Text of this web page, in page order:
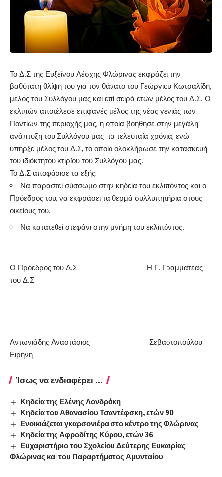
Το Δ.Σ της Ευξείνου Λέσχης Φλώρινας εκφράζει την
βαθύτατη θλίψη του για τον θάνατο του Γεώργιου Κωτσαλίδη,
μέλος του Συλλόγου μας και επί σειρά ετών μέλος του Δ.Σ. Ο
εκλιπών αποτέλεσε επιφανές μέλος της νέας γενιάς των
Ποντίων της περιοχής μας, η οποία βοήθησε στην μεγάλη
ανάπτυξη του Συλλόγου μας τα τελευταία χρόνια, ενώ
υπήρξε μέλος του Δ.Σ, το οποίο ολοκλήρωσε την κατασκευή
του ιδιόκτητου κτιρίου του Συλλόγου μας.
Το Δ.Σ αποφάσισε τα εξής:
Να παραστεί σύσσωμο στην κηδεία του εκλιπόντος και ο
Πρόεδρος του, να εκφράσει τα θερμά συλλυπητήρια στους
οικείους του.
Να κατατεθεί στεφάνι στην μνήμη του εκλιπόντος.
Ο Πρόεδρος του Δ.Σ Η Γ. Γραμματέας
του Δ.Σ
Αντωνιάδης Αναστάσιος Σεβαστοπούλου
Ειρήνη
Ίσως να ενδιαφέρει ...
Κηδεία της Ελένης Λονδράκη
Κηδεία του Αθανασίου Τσαντέφσκη, ετών 90
Ενοικιάζεται γκαρσονιέρα στο κέντρο της Φλώρινας
Κηδεία της Αφροδίτης Κύρου, ετών 36
Ευχαριστήριο του Σχολείου Δεύτερης Ευκαιρίας
Φλώρινας και του Παραρτήματος Αμυνταίου